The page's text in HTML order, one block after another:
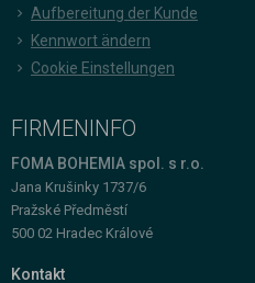
Aufbereitung der Kunde
Kennwort ändern
Cookie Einstellungen
FIRMENINFO
FOMA BOHEMIA spol. s r.o.
Jana Krušinky 1737/6
Pražské Předměstí
500 02 Hradec Králové
Kontakt